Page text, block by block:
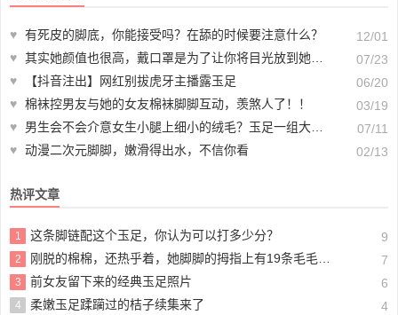
♥ 有死皮的脚底，你能接受吗？在舔的时候要注意什么？
12/01
♥ 其实她颜值也很高，戴口罩是为了让你将目光放到她玉足上
07/23
♥
【抖音注出】网红别拔虎牙主播露玉足
06/20
♥ 棉袜控男友与她的女友棉袜脚脚互动，羡煞人了！！
03/19
♥
男生会不会介意女生小腿上细小的绒毛？玉足一组大家一起来欣赏！
07/11
♥ 动漫二次元脚脚，嫩滑得出水，不信你看 02/13
热评文章
1 这条脚链配这个玉足，你认为可以打多少分？ 9
2 刚脱的棉棉，还热乎着，她脚脚的拇指上有19条毛毛，不信你数数 7
3 前女友留下来的经典玉足照片 6
4 柔嫩玉足蹂躏过的桔子续集来了 4